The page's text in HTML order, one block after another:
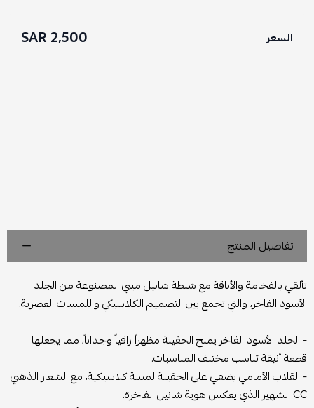
السعر 2,500 SAR
تفاصيل المنتج
تألقي بالفخامة والأناقة مع شنطة شانيل ميني المصنوعة من الجلد
الأسود الفاخر، والتي تجمع بين التصميم الكلاسيكي واللمسات العصرية.
- الجلد الأسود الفاخر يمنح الحقيبة مظهراً راقياً وجذاباً، مما يجعلها
قطعة أنيقة تناسب مختلف المناسبات.
- القلاب الأمامي يضفي على الحقيبة لمسة كلاسيكية، مع الشعار الذهبي
CC الشهير الذي يعكس هوية شانيل الفاخرة.